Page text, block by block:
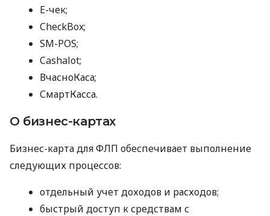
E-чек;
CheckBox;
SM-POS;
Cashalot;
ВчасноКаса;
СмартКасса.
О бизнес-картах
Бизнес-карта для ФЛП обеспечивает выполнение
следующих процессов:
отдельный учет доходов и расходов;
быстрый доступ к средствам с